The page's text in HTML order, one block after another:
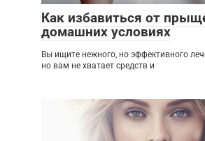
Как избавиться от
домашних условиях
Вы ищите нежного, но эффективного
но вам не хватает средств и